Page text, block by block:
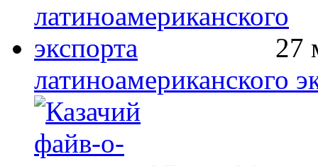
27
латиноамериканского